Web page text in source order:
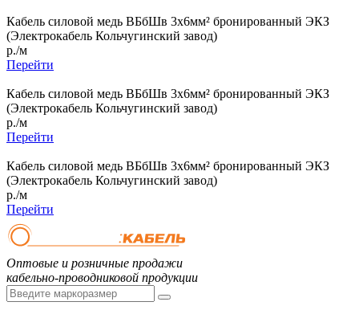
Кабель силовой медь ВБбШв 3x6мм² бронированный ЭКЗ
(Электрокабель Кольчугинский завод)
р./м
Перейти
Кабель силовой медь ВБбШв 3x6мм² бронированный ЭКЗ
(Электрокабель Кольчугинский завод)
р./м
Перейти
Кабель силовой медь ВБбШв 3x6мм² бронированный ЭКЗ
(Электрокабель Кольчугинский завод)
р./м
Перейти
Оптовые и розничные продажи
кабельно-проводниковой продукции